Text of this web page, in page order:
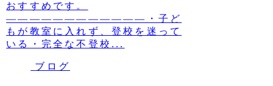
おすすめです。
————————————・子ど
もが教室に入れず、登校を迷って
いる・完全な不登校...
ブログ